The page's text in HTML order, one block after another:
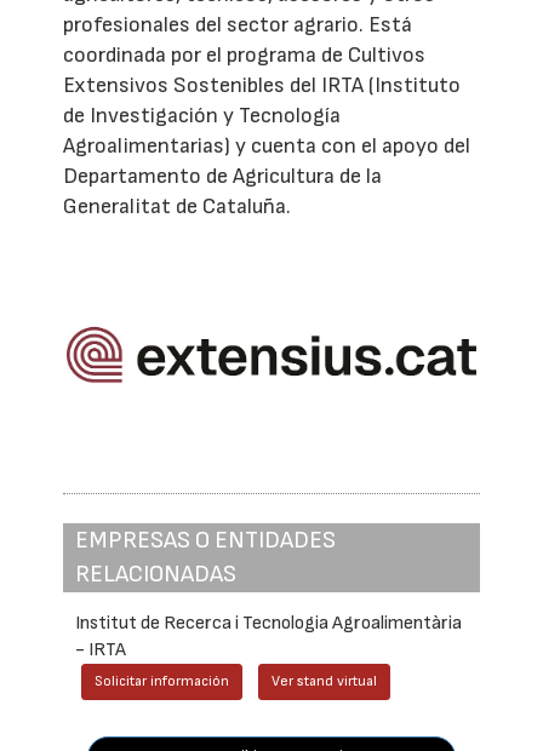
profesionales del sector agrario. Está
coordinada por el programa de Cultivos
Extensivos Sostenibles del IRTA (Instituto
de Investigación y Tecnología
Agroalimentarias) y cuenta con el apoyo del
Departamento de Agricultura de la
Generalitat de Cataluña.
EMPRESAS O ENTIDADES
RELACIONADAS
Institut de Recerca i Tecnologia Agroalimentària
- IRTA
Solicitar información Ver stand virtual